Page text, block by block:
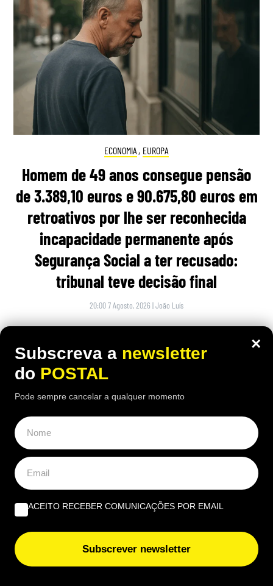
ECONOMIA , EUROPA
Homem de 49 anos consegue pensão
de 3.389,10 euros e 90.675,80 euros em
retroativos por lhe ser reconhecida
incapacidade permanente após
Segurança Social a ter recusado:
tribunal teve decisão final
20:00 7 Agosto, 2026 |João Luís
ver o pedido recusado e acabou por conseguir
uma decisão favorável
×
Subscreva a newsletter
do POSTAL
Pode sempre cancelar a qualquer momento
ACEITO RECEBER COMUNICAÇÕES POR EMAIL
Subscrever newsletter